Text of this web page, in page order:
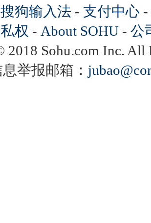
搜狗输入法 - 支付中心 -
权 - About SOHU - 公
2018 Sohu.com Inc.
举报邮箱：